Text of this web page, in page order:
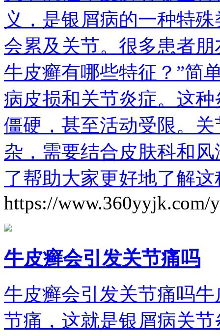
义，是银屑病的一种特
会累及关节。很多患者
牛皮癣有哪些特征？”简
病皮损和关节炎症。这
僵硬，甚至活动受限。
杂，需要结合皮肤科和
了帮助大家更好地了解
https://www.360yyjk.com/
牛皮癣会引发关节痛吗
牛皮癣会引发关节痛吗
节痛，这就是银屑病关